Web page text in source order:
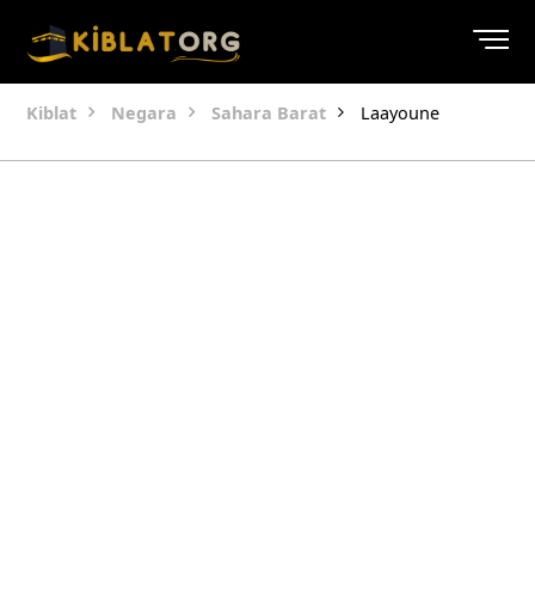
Kiblat Negara Sahara Barat Laayoune